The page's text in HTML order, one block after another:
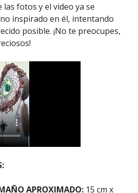
las fotos y el video ya se
inspirado en él, intentando
posible. ¡No te preocupes,
APROXIMADO: 15 cm x